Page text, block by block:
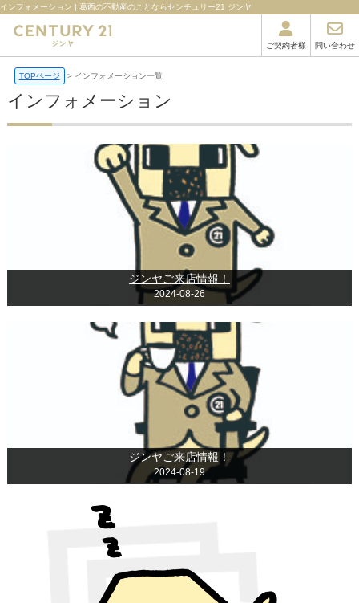
インフォメーション | 葛西の不動産のことならセンチュリー21 ジンヤ
ご契約者様 問い合わせ
TOPページ インフォメーション一覧
インフォメーション
ジンヤご来店情報！
2024-08-26
ジンヤご来店情報！
2024-08-19